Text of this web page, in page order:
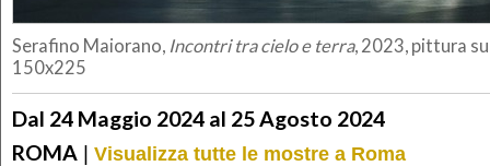
Serafino Maiorano, Incontri tra cielo e terra, 2023, pittura
150x225
Dal 24 Maggio 2024 al 25 Agosto 2024
ROMA | Visualizza tutte le mostre a Roma